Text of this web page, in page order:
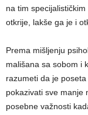
na tim
otkrije, lakše ga je i
Prema mišljenju
mališana sa sobom i
razumeti da je
pokazivati sve manje
posebne važnosti